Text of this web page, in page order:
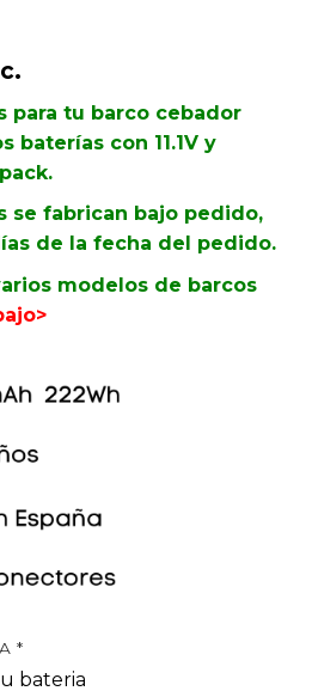
para tu barco cebador
baterías con 11.1V y
se fabrican bajo pedido,
de la fecha del pedido.
modelos de barcos
*
bateria